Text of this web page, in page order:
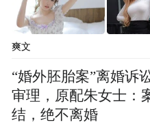
爽文
“婚外胚胎案”离婚诉
审理，原配朱女士：
结，绝不离婚